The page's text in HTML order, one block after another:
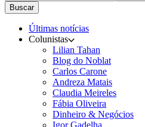
Buscar
Últimas notícias
Colunistas
Lilian Tahan
Blog do Noblat
Carlos Carone
Andreza Matais
Claudia Meireles
Fábia Oliveira
Dinheiro & Negócios
Igor Gadelha